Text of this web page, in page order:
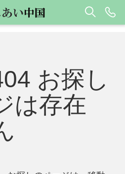
お探し
は存在